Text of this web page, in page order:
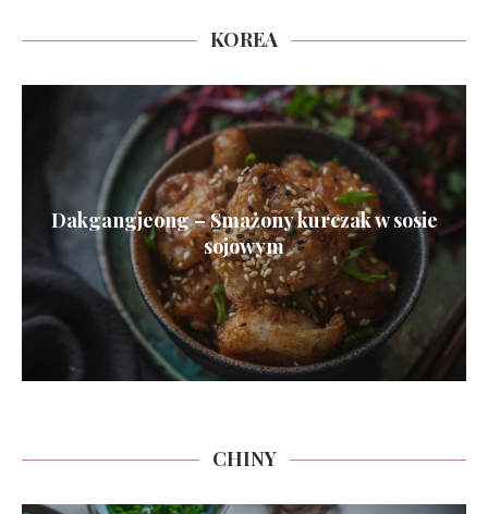
KOREA
Dakgangjeong – Smażony kurczak w sosie
sojowym
CHINY